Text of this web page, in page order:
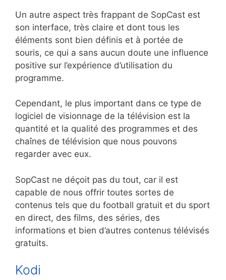
Un autre aspect très frappant de SopCast est
son interface, très claire et dont tous les
éléments sont bien définis et à portée de
souris, ce qui a sans aucun doute une influence
positive sur l’expérience d’utilisation du
programme.
Cependant, le plus important dans ce type de
logiciel de visionnage de la télévision est la
quantité et la qualité des programmes et des
chaînes de télévision que nous pouvons
regarder avec eux.
SopCast ne déçoit pas du tout, car il est
capable de nous offrir toutes sortes de
contenus tels que du football gratuit et du sport
en direct, des films, des séries, des
informations et bien d’autres contenus télévisés
gratuits.
Kodi